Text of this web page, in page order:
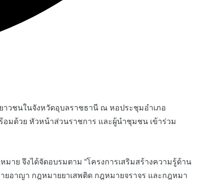
วชนในจังหวัดอุบลราชธานี ณ หอประชุมอำเภอ
มด้วย หัวหน้าส่วนราชการ และผู้นำชุมชน เข้าร่วม
ย จึงได้จัดอบรมตาม “โครงการเสริมสร้างความรู้ด้าน
ยอาญา กฎหมายยาเสพติด กฎหมายจราจร และกฎหมา